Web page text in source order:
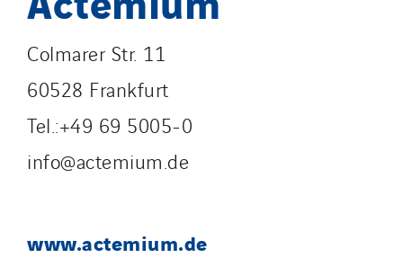
Colmarer Str. 11
60528 Frankfurt
Tel.:+49 69 5005-0
info@actemium.de
www.actemium.de